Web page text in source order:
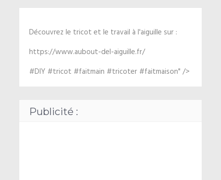
Découvrez le tricot et le travail à l'aiguille sur :
https://www.aubout-del-aiguille.fr/
#DIY #tricot #faitmain #tricoter #faitmaison" />
Publicité :